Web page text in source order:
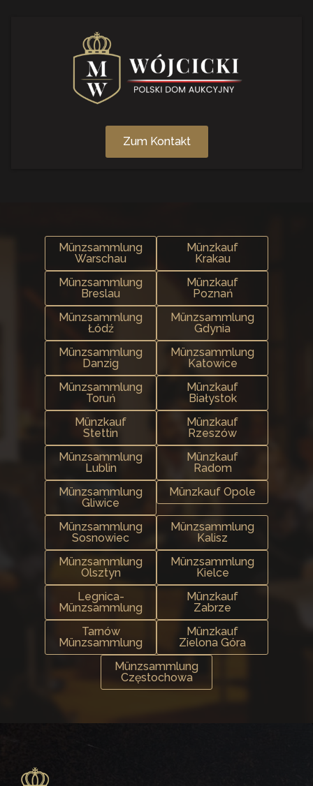
Zum Kontakt
Münzsammlung
Warschau
Münzkauf
Krakau
Münzsammlung
Breslau
Münzkauf
Poznań
Münzsammlung
Łódź
Münzsammlung
Gdynia
Münzsammlung
Danzig
Münzsammlung
Katowice
Münzsammlung
Toruń
Münzkauf
Białystok
Münzkauf
Stettin
Münzkauf
Rzeszów
Münzsammlung
Lublin
Münzkauf
Radom
Münzsammlung
Gliwice
Münzkauf Opole
Münzsammlung
Sosnowiec
Münzsammlung
Kalisz
Münzsammlung
Olsztyn
Münzsammlung
Kielce
Legnica-
Münzsammlung
Münzkauf
Zabrze
Tarnów
Münzsammlung
Münzkauf
Zielona Góra
Münzsammlung
Częstochowa